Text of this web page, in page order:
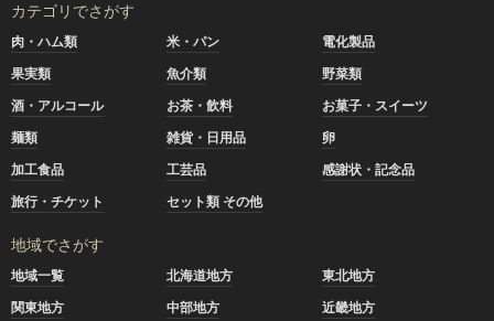
カテゴリでさがす
肉・ハム類 米・パン
電化製品
果実類
魚介類
野菜類
酒・アルコール
お茶・飲料
お菓子・スイーツ
麺類
雑貨・日用品
卵
加工食品
工芸品
感謝状・記念品
旅行・チケット
セット類 その他
地域でさがす
地域一覧 北海道地方
東北地方
関東地方
中部地方
近畿地方